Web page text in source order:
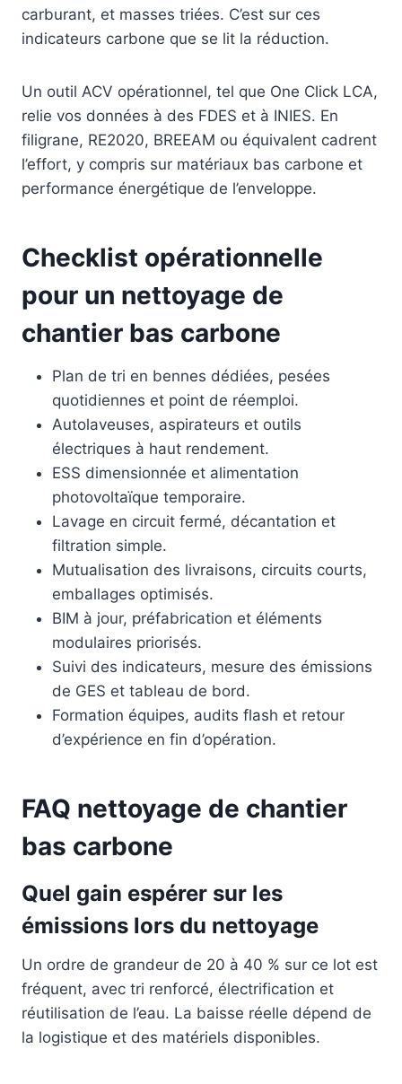
carburant, et masses triées. C’est sur ces
indicateurs carbone que se lit la réduction.
Un outil ACV opérationnel, tel que One Click LCA,
relie vos données à des FDES et à INIES. En
filigrane, RE2020, BREEAM ou équivalent cadrent
l’effort, y compris sur matériaux bas carbone et
performance énergétique de l’enveloppe.
Checklist opérationnelle
pour un nettoyage de
chantier bas carbone
Plan de tri en bennes dédiées, pesées
quotidiennes et point de réemploi.
Autolaveuses, aspirateurs et outils
électriques à haut rendement.
ESS dimensionnée et alimentation
photovoltaïque temporaire.
Lavage en circuit fermé, décantation et
filtration simple.
Mutualisation des livraisons, circuits courts,
emballages optimisés.
BIM à jour, préfabrication et éléments
modulaires priorisés.
Suivi des indicateurs, mesure des émissions
de GES et tableau de bord.
Formation équipes, audits flash et retour
d’expérience en fin d’opération.
FAQ nettoyage de chantier
bas carbone
Quel gain espérer sur les
émissions lors du nettoyage
Un ordre de grandeur de 20 à 40 % sur ce lot est
fréquent, avec tri renforcé, électrification et
réutilisation de l’eau. La baisse réelle dépend de
la logistique et des matériels disponibles.